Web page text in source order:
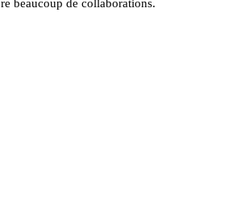
beaucoup de collaborations.